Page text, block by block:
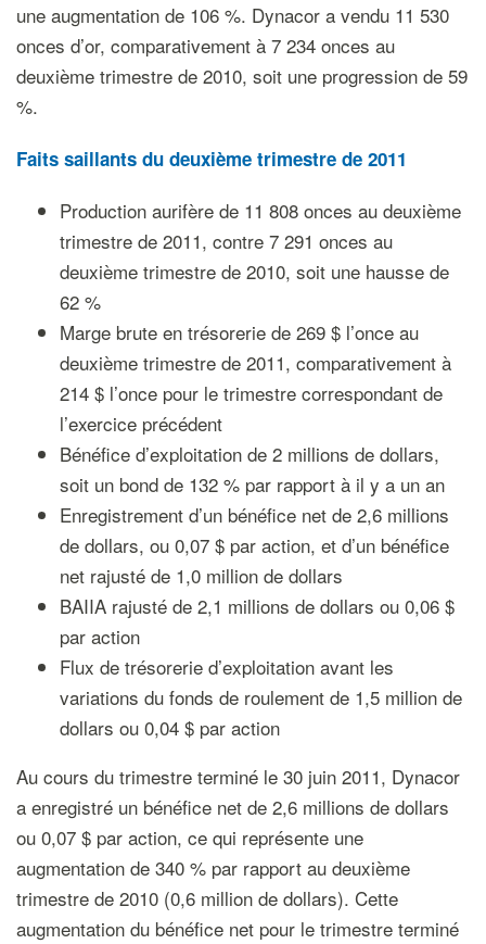
une augmentation de 106 %. Dynacor a vendu 11 530
onces d’or, comparativement à 7 234 onces au
deuxième trimestre de 2010, soit une progression de 59
%.
Faits saillants du deuxième trimestre de 2011
Production aurifère de 11 808 onces au deuxième
trimestre de 2011, contre 7 291 onces au
deuxième trimestre de 2010, soit une hausse de
62 %
Marge brute en trésorerie de 269 $ l’once au
deuxième trimestre de 2011, comparativement à
214 $ l’once pour le trimestre correspondant de
l’exercice précédent
Bénéfice d’exploitation de 2 millions de dollars,
soit un bond de 132 % par rapport à il y a un an
Enregistrement d’un bénéfice net de 2,6 millions
de dollars, ou 0,07 $ par action, et d’un bénéfice
net rajusté de 1,0 million de dollars
BAIIA rajusté de 2,1 millions de dollars ou 0,06 $
par action
Flux de trésorerie d’exploitation avant les
variations du fonds de roulement de 1,5 million de
dollars ou 0,04 $ par action
Au cours du trimestre terminé le 30 juin 2011, Dynacor
a enregistré un bénéfice net de 2,6 millions de dollars
ou 0,07 $ par action, ce qui représente une
augmentation de 340 % par rapport au deuxième
trimestre de 2010 (0,6 million de dollars). Cette
augmentation du bénéfice net pour le trimestre terminé